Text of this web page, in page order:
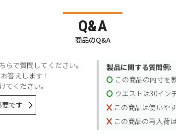
Q&A
商品のQ&A
で質問してください。
答えします！
ください。
です
製品に関する質問例:
この商品の内寸を
ウエストは30イン
この商品は使いや
この商品の再入荷